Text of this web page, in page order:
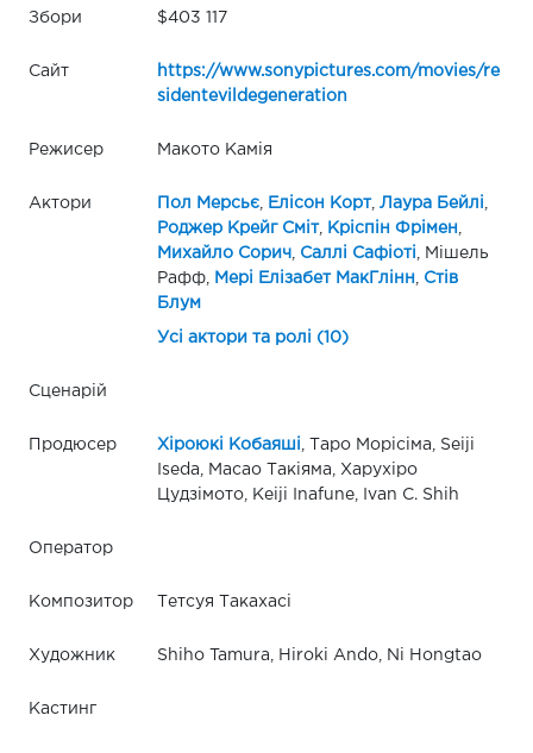
Збори $403 117
Сайт
https://www.sonypictures.com/movies/re
sidentevildegeneration
Режисер Макото Камія
Актори Пол Мерсьє, Елісон Корт, Лаура Бейлі
Роджер Крейг Сміт, Кріспін Фрімен
Михайло Сорич, Саллі Сафіоті , Мішель
Рафф,
Мері Елізабет МакГлінн
Стів
Блум
Усі актори та ролі (10)
Сценарій
Продюсер Хіроюкі Кобаяші , Таро Морісіма, Seiji
Iseda, Масао Такіяма, Харухіро
Цудзімото, Keiji Inafune, Ivan C. Shih
Оператор
Композитор Тетсуя Такахасі
Художник Shiho Tamura, Hiroki Ando, Ni Hongtao
Кастинг